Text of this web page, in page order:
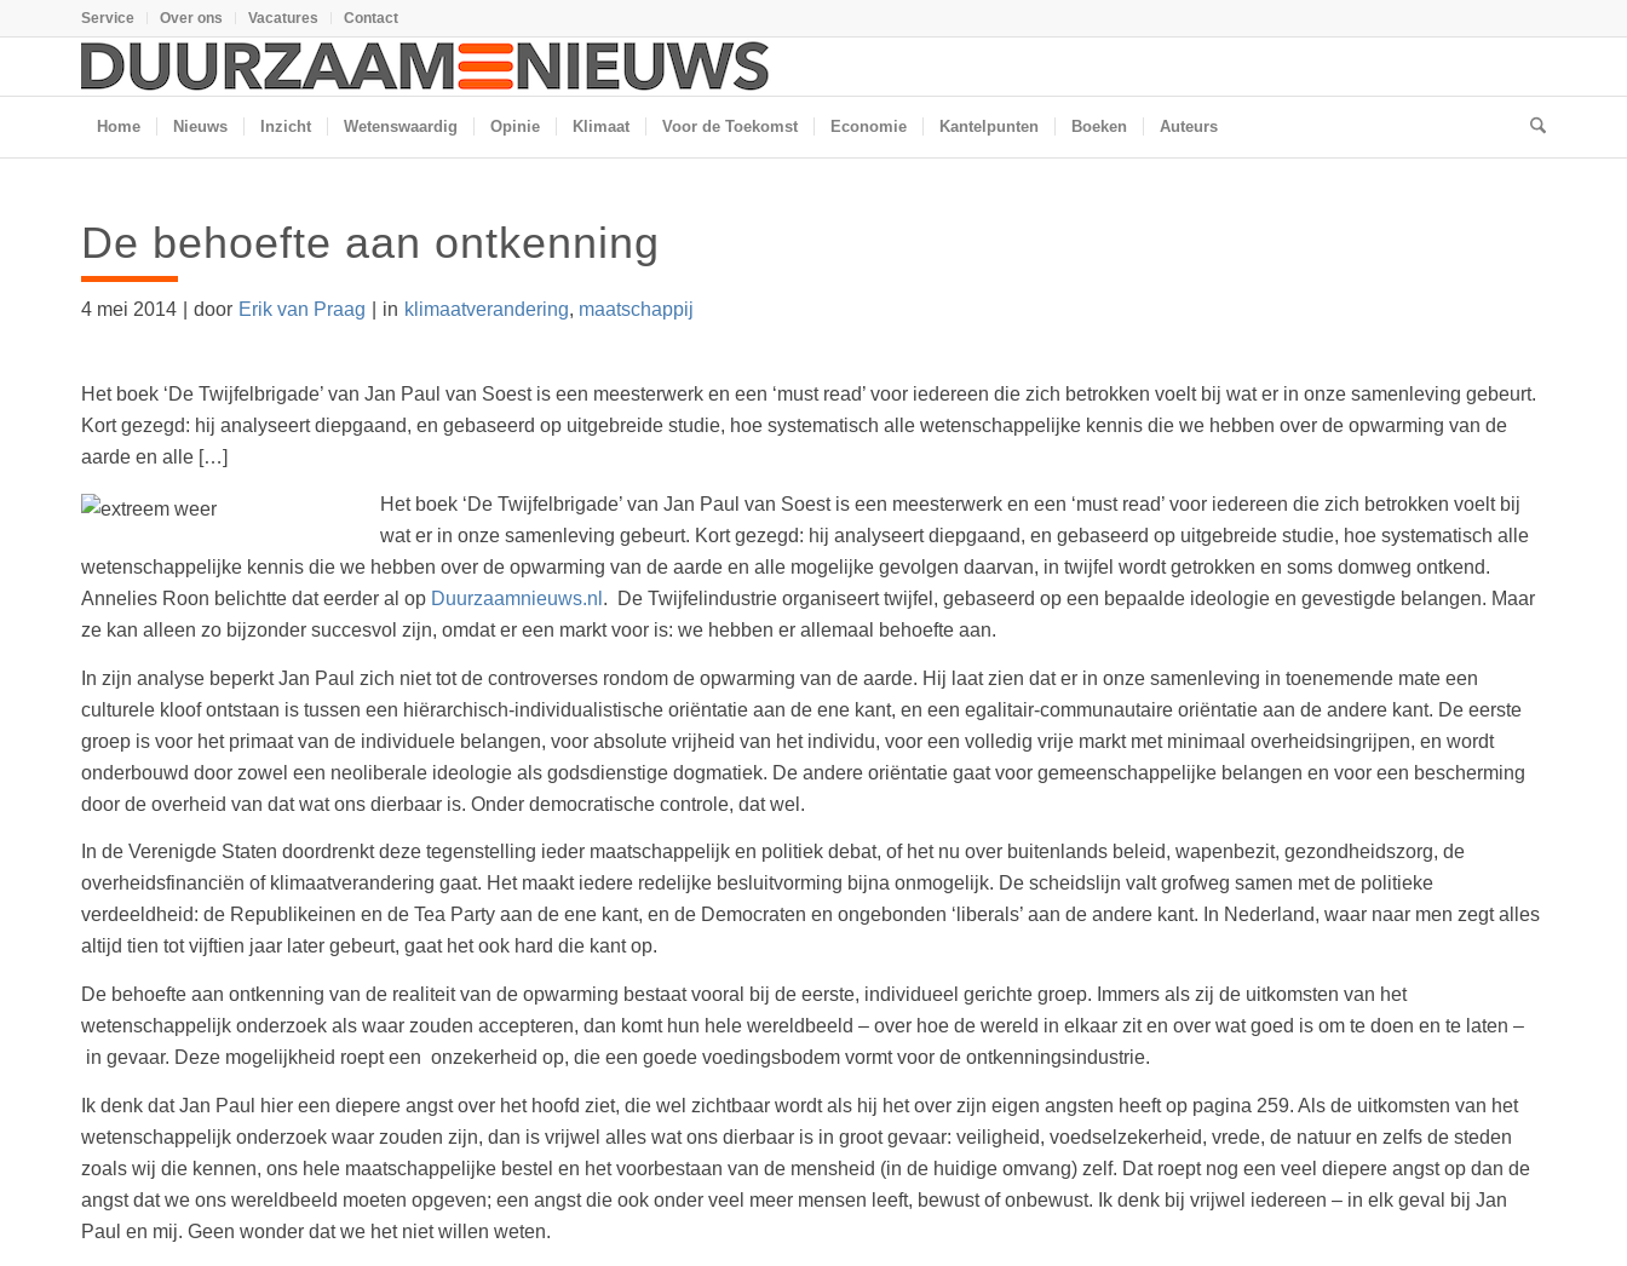
Service Over ons Vacatures Contact
Home Nieuws Inzicht Wetenswaardig Opinie Klimaat Voor de Toekomst Economie Kantelpunten Boeken Auteurs
De behoefte aan ontkenning
4 mei 2014 door Erik van Praag in klimaatverandering, maatschappij
Het boek ‘De Twijfelbrigade’ van Jan Paul van Soest is een meesterwerk en een ‘must read’ voor iedereen die zich betrokken voelt bij wat er in onze samenleving gebeurt.
Kort gezegd: hij analyseert diepgaand, en gebaseerd op uitgebreide studie, hoe systematisch alle wetenschappelijke kennis die we hebben over de opwarming van de
aarde en alle […]
Het boek ‘De Twijfelbrigade’ van Jan Paul van Soest is een meesterwerk en een ‘must read’ voor iedereen die zich betrokken voelt bij
wat er in onze samenleving gebeurt. Kort gezegd: hij analyseert diepgaand, en gebaseerd op uitgebreide studie, hoe systematisch alle
wetenschappelijke kennis die we hebben over de opwarming van de aarde en alle mogelijke gevolgen daarvan, in twijfel wordt getrokken en soms domweg ontkend.
Annelies Roon belichtte dat eerder al op Duurzaamnieuws.nl . De Twijfelindustrie organiseert twijfel, gebaseerd op een bepaalde ideologie en gevestigde belangen. Maar
ze kan alleen zo bijzonder succesvol zijn, omdat er een markt voor is: we hebben er allemaal behoefte aan.
In zijn analyse beperkt Jan Paul zich niet tot de controverses rondom de opwarming van de aarde. Hij laat zien dat er in onze samenleving in toenemende mate een
culturele kloof ontstaan is tussen een hiërarchisch-individualistische oriëntatie aan de ene kant, en een egalitair-communautaire oriëntatie aan de andere kant. De eerste
groep is voor het primaat van de individuele belangen, voor absolute vrijheid van het individu, voor een volledig vrije markt met minimaal overheidsingrijpen, en wordt
onderbouwd door zowel een neoliberale ideologie als godsdienstige dogmatiek. De andere oriëntatie gaat voor gemeenschappelijke belangen en voor een bescherming
door de overheid van dat wat ons dierbaar is. Onder democratische controle, dat wel.
In de Verenigde Staten doordrenkt deze tegenstelling ieder maatschappelijk en politiek debat, of het nu over buitenlands beleid, wapenbezit, gezondheidszorg, de
overheidsfinanciën of klimaatverandering gaat. Het maakt iedere redelijke besluitvorming bijna onmogelijk. De scheidslijn valt grofweg samen met de politieke
verdeeldheid: de Republikeinen en de Tea Party aan de ene kant, en de Democraten en ongebonden ‘liberals’ aan de andere kant. In Nederland, waar naar men zegt alles
altijd tien tot vijftien jaar later gebeurt, gaat het ook hard die kant op.
De behoefte aan ontkenning van de realiteit van de opwarming bestaat vooral bij de eerste, individueel gerichte groep. Immers als zij de uitkomsten van het
wetenschappelijk onderzoek als waar zouden accepteren, dan komt hun hele wereldbeeld – over hoe de wereld in elkaar zit en over wat goed is om te doen en te laten –
in gevaar. Deze mogelijkheid roept een onzekerheid op, die een goede voedingsbodem vormt voor de ontkenningsindustrie.
Ik denk dat Jan Paul hier een diepere angst over het hoofd ziet, die wel zichtbaar wordt als hij het over zijn eigen angsten heeft op pagina 259. Als de uitkomsten van het
wetenschappelijk onderzoek waar zouden zijn, dan is vrijwel alles wat ons dierbaar is in groot gevaar: veiligheid, voedselzekerheid, vrede, de natuur en zelfs de steden
zoals wij die kennen, ons hele maatschappelijke bestel en het voorbestaan van de mensheid (in de huidige omvang) zelf. Dat roept nog een veel diepere angst op dan de
angst dat we ons wereldbeeld moeten opgeven; een angst die ook onder veel meer mensen leeft, bewust of onbewust. Ik denk bij vrijwel iedereen – in elk geval bij Jan
Paul en mij. Geen wonder dat we het niet willen weten.